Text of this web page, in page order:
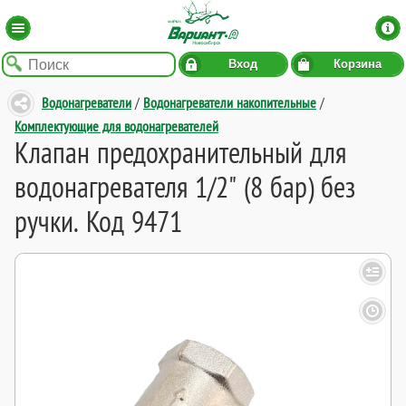
Вход Корзина
Водонагреватели / Водонагреватели накопительные /
Комплектующие для водонагревателей
Клапан предохранительный для
водонагревателя 1/2" (8 бар) без
ручки. Код 9471